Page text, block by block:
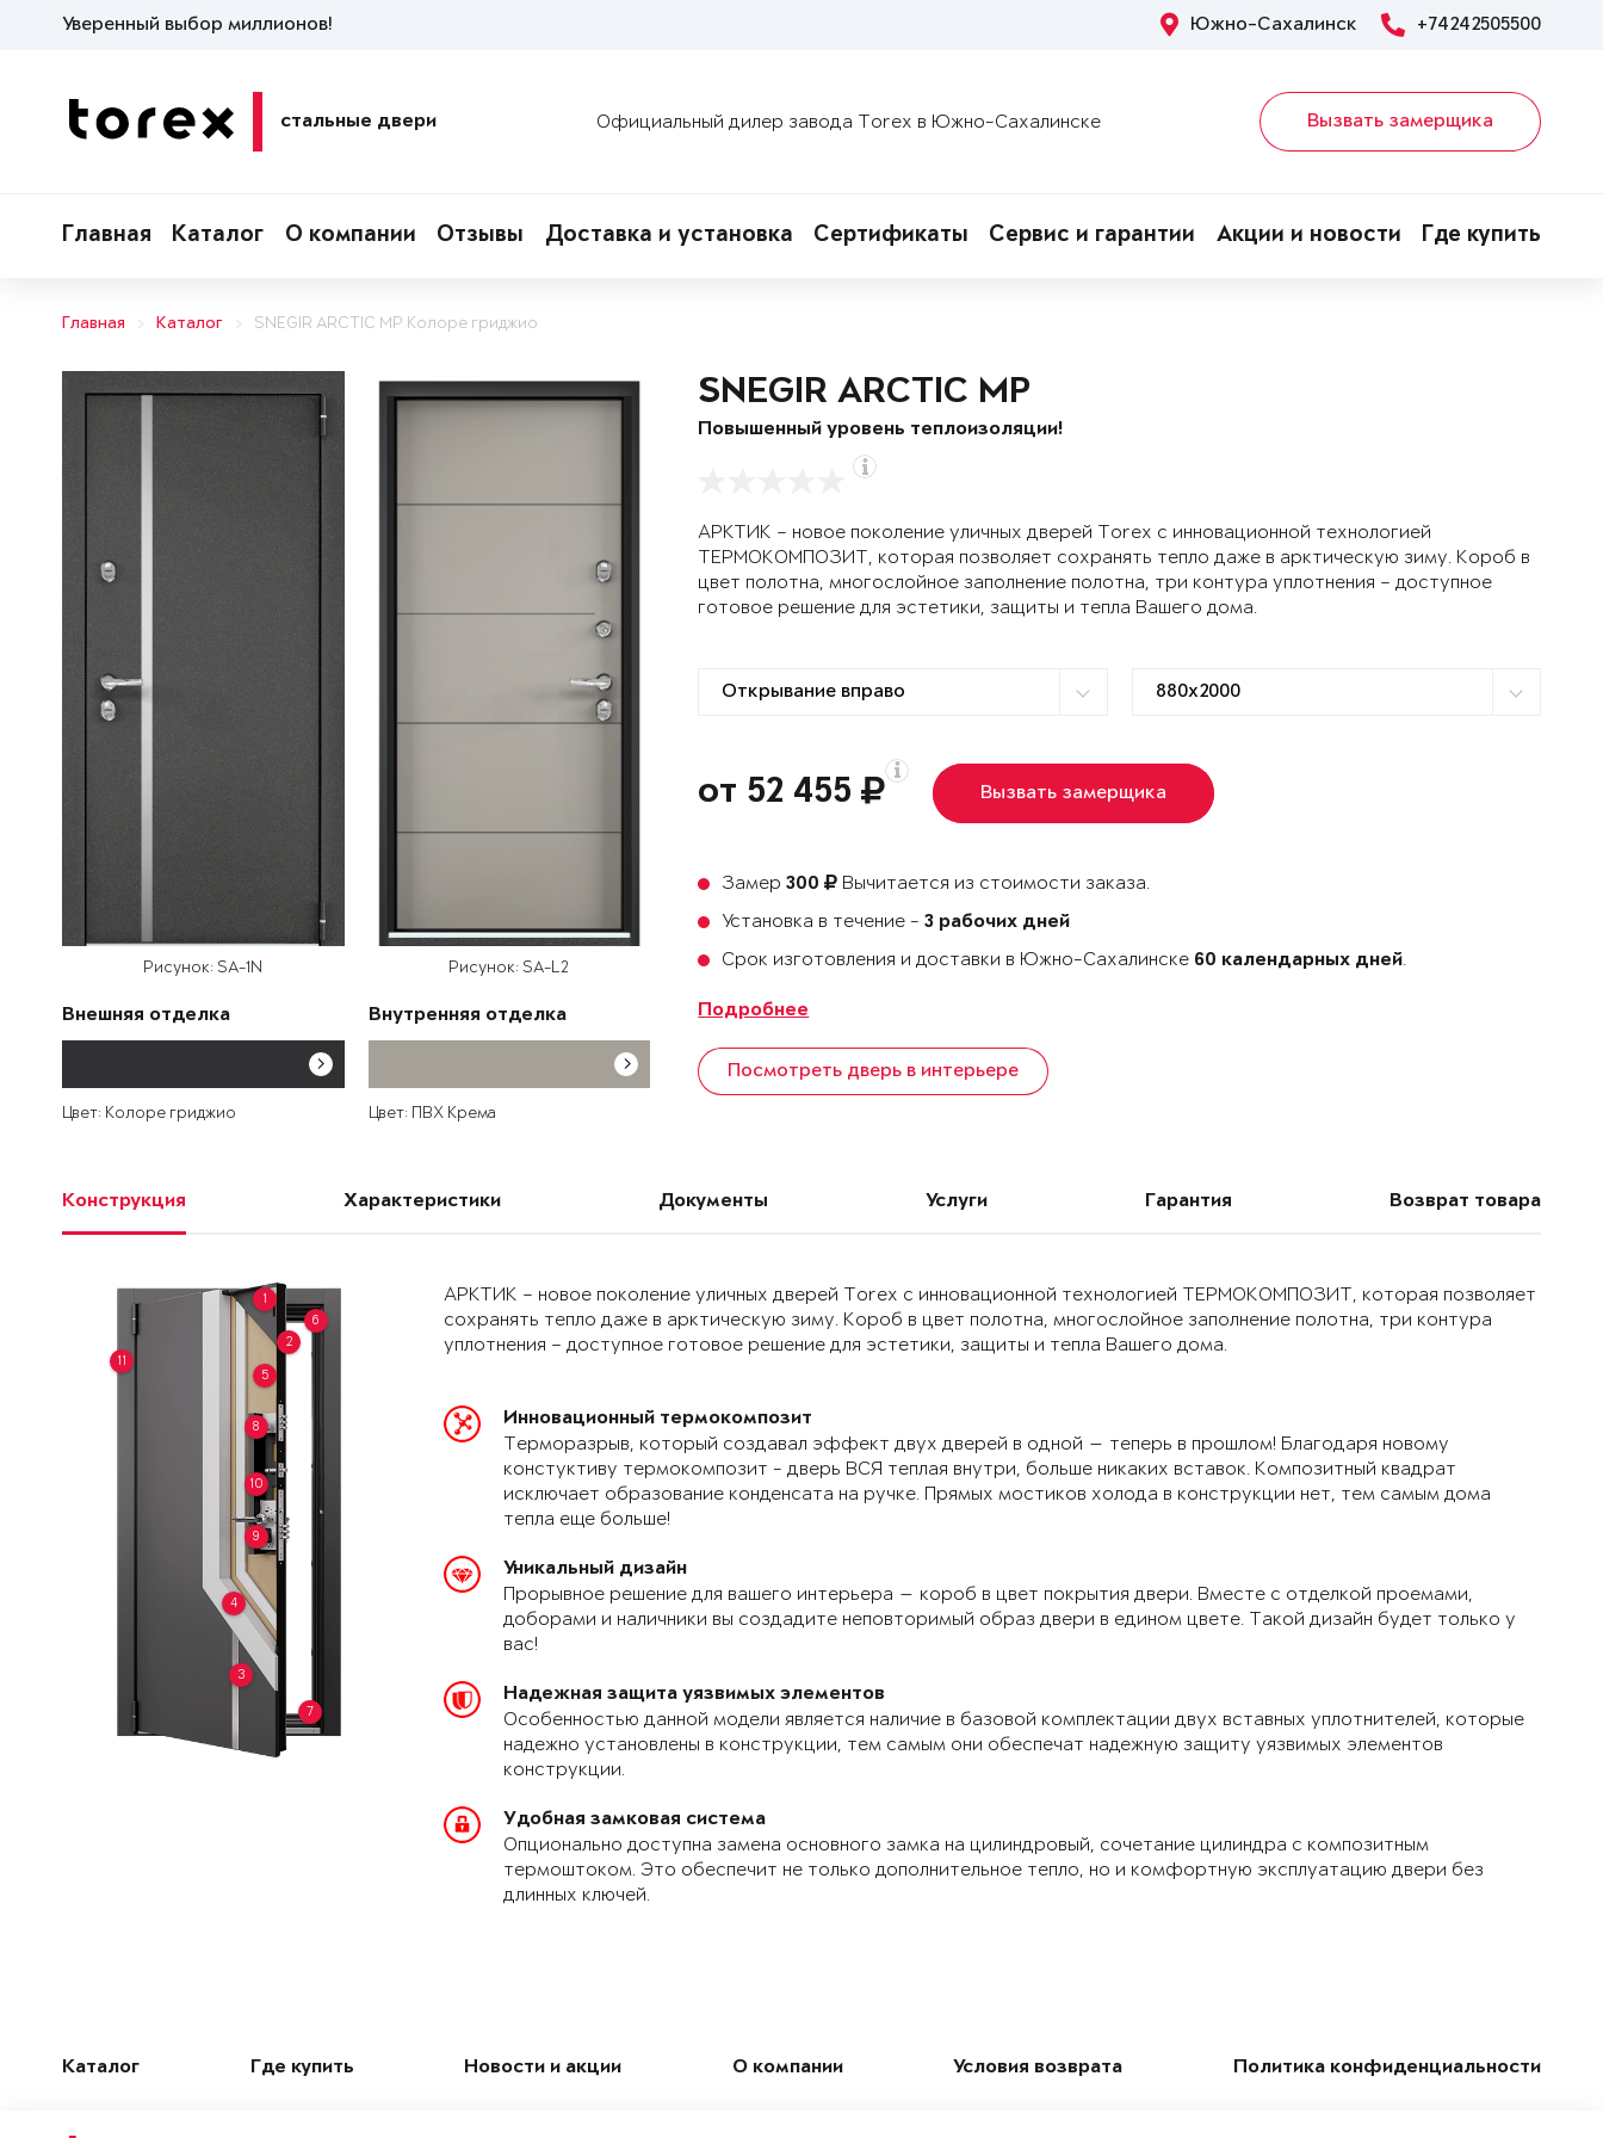
Уверенный выбор миллионов! Южно-Сахалинск +74242505500
стальные двери Официальный дилер завода Torex в Южно-Сахалинске Вызвать замерщика
Главная Каталог О компании Отзывы Доставка и установка Сертификаты Сервис и гарантии Акции и новости Где купить
Главная Каталог SNEGIR ARCTIC MP Колоре гриджио
Рисунок: SA-1N
Внешняя отделка
Цвет: Колоре гриджио
Рисунок: SA-L2
Внутренняя отделка
Цвет: ПВХ Крема
SNEGIR ARCTIC MP
Повышенный уровень теплоизоляции!
АРКТИК – новое поколение уличных дверей Torex с инновационной технологией
ТЕРМОКОМПОЗИТ, которая позволяет сохранять тепло даже в арктическую зиму. Короб в
цвет полотна, многослойное заполнение полотна, три контура уплотнения – доступное
готовое решение для эстетики, защиты и тепла Вашего дома.
от 52 455 Вызвать замерщика
Замер300
Вычитается из стоимости заказа.
Установка в течение -3 рабочих дней
Срок изготовления и доставки в Южно-Сахалинске 60 календарных дней.
Подробнее
Посмотреть дверь в интерьере
Конструкция Характеристики Документы Услуги Гарантия Возврат товара
1
2
3
4
5
6
7
8
9
10
11
АРКТИК – новое поколение уличных дверей Torex с инновационной технологией ТЕРМОКОМПОЗИТ, которая позволяет
сохранять тепло даже в арктическую зиму. Короб в цвет полотна, многослойное заполнение полотна, три контура
уплотнения – доступное готовое решение для эстетики, защиты и тепла Вашего дома.
Инновационный термокомпозит
Терморазрыв, который создавал эффект двух дверей в одной — теперь в прошлом! Благодаря новому
констуктиву термокомпозит - дверь ВСЯ теплая внутри, больше никаких вставок. Композитный квадрат
исключает образование конденсата на ручке. Прямых мостиков холода в конструкции нет, тем самым дома
тепла еще больше!
Уникальный дизайн
Прорывное решение для вашего интерьера — короб в цвет покрытия двери. Вместе с отделкой проемами,
доборами и наличники вы создадите неповторимый образ двери в едином цвете. Такой дизайн будет только у
вас!
Надежная защита уязвимых элементов
Особенностью данной модели является наличие в базовой комплектации двух вставных уплотнителей, которые
надежно установлены в конструкции, тем самым они обеспечат надежную защиту уязвимых элементов
конструкции.
Удобная замковая система
Опционально доступна замена основного замка на цилиндровый, сочетание цилиндра с композитным
термоштоком. Это обеспечит не только дополнительное тепло, но и комфортную эксплуатацию двери без
длинных ключей.
Каталог Где купить Новости и акции О компании Условия возврата Политика конфиденциальности